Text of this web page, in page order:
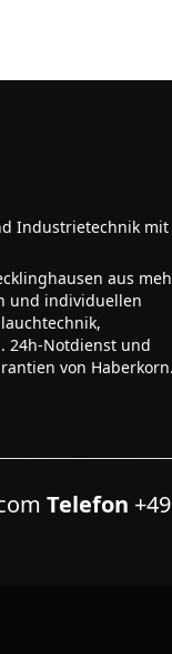
Industrietechnik mit
aus
und individuellen
24h-Notdienst und
von Haberkorn.
Telefon